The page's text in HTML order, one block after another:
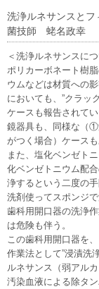
Asterisk対応のソフト
6月26日【リニュ
の就職・転職に特化
きたいという求職者
6月23日 【新規掲
中央区）：オーダー
が既製品との違いから
6月11日 【新規掲
育てママ・パパ、妊
保有する子育てメデ
6月10日
【新規掲
重要設備を1台・1か
堅・中小製造業の予
5月29日 【新規掲
都港区）：PC操作画
「ごきげんモニター
5月29日
【新規掲
区）：ペプチドが筋
めたいジム会員に提
洗浄ルネサンスと
菌技師 蛯名政幸
＜洗浄ルネサンスに
ポリカーボネート樹
ウムなどは材質への
においても、”クラッ
ケースも報告されてい
鏡器具も、同様な（
がつく場合）ケースも
また、塩化ベンゼト
化ベンゼトニウム配
浄するという二度の
洗剤使ってスポンジ
歯科用開口器の洗浄
は危険も伴う。
この歯科用開口器を
作業法として”浸漬洗
ルネサンス（弱アル
汚染血液による除タ